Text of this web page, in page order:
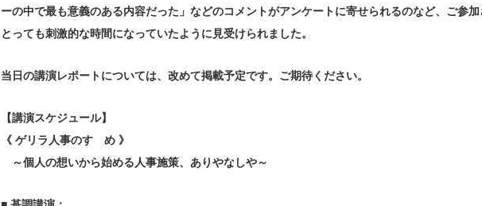
ーの中で最も意義のある内容だった」などのコメントがアンケートに寄せられるのなど、ご参
とっても刺激的な時間になっていたように見受けられました。
当日の講演レポートについては、改めて掲載予定です。ご期待ください。
【講演スケジュール】
《 ゲリラ人事のすゝめ 》
～個人の想いから始める人事施策、ありやなしや～